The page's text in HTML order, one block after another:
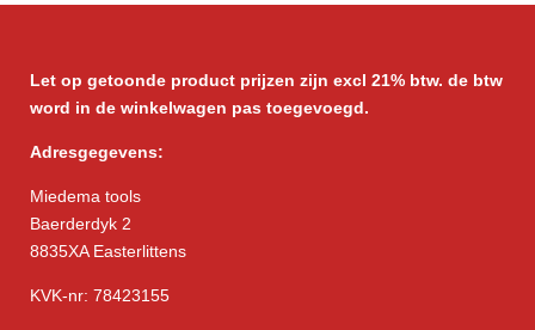
Let op getoonde product prijzen zijn excl 21% btw. de btw
word in de winkelwagen pas toegevoegd.
Adresgegevens:
Miedema tools
Baerderdyk 2
8835XA Easterlittens
KVK-nr: 78423155